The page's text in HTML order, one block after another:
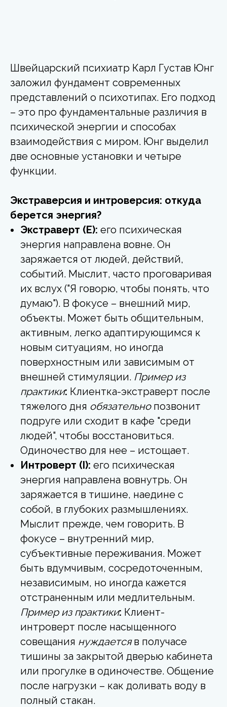
Швейцарский психиатр Карл Густав Юнг
заложил фундамент современных
представлений о психотипах. Его подход
– это про фундаментальные различия в
психической энергии и способах
взаимодействия с миром. Юнг выделил
две основные установки и четыре
функции.
Экстраверсия и интроверсия: откуда
берется энергия?
Экстраверт (E): его психическая
энергия направлена вовне. Он
заряжается от людей, действий,
событий. Мыслит, часто проговаривая
их вслух ("Я говорю, чтобы понять, что
думаю"). В фокусе – внешний мир,
объекты. Может быть общительным,
активным, легко адаптирующимся к
новым ситуациям, но иногда
поверхностным или зависимым от
внешней стимуляции. Пример из
практики: Клиентка-экстраверт после
тяжелого дня обязательно позвонит
подруге или сходит в кафе "среди
людей", чтобы восстановиться.
Одиночество для нее – истощает.
Интроверт (I): его психическая
энергия направлена вовнутрь. Он
заряжается в тишине, наедине с
собой, в глубоких размышлениях.
Мыслит прежде, чем говорить. В
фокусе – внутренний мир,
субъективные переживания. Может
быть вдумчивым, сосредоточенным,
независимым, но иногда кажется
отстраненным или медлительным.
Пример из практики: Клиент-
интроверт после насыщенного
совещания нуждаетсяв получасе
тишины за закрытой дверью кабинета
или прогулке в одиночестве. Общение
после нагрузки – как доливать воду в
полный стакан.